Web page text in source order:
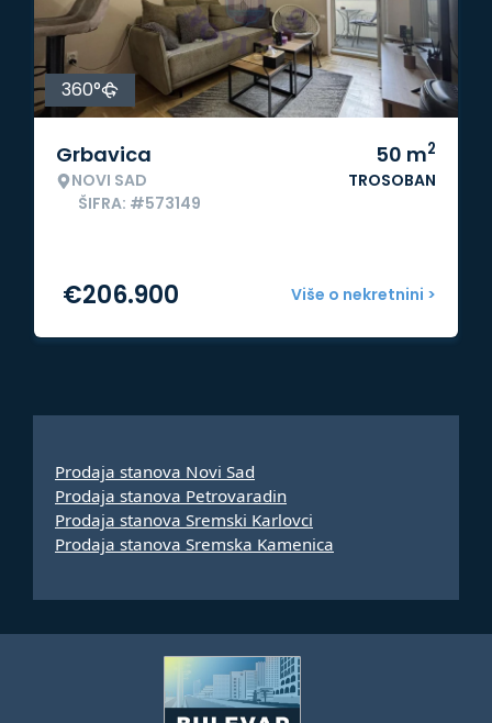
360°
Grbavica
NOVI SAD
ŠIFRA: #573149
50 m2
TROSOBAN
Više o nekretnini >
€206.900
Prodaja stanova Novi Sad
Prodaja stanova Petrovaradin
Prodaja stanova Sremski Karlovci
Prodaja stanova Sremska Kamenica